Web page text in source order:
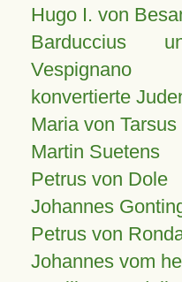
Hugo I. von
Barduccius
Vespignano
konvertierte
Maria von Tarsus
Martin Suetens
Petrus von Dole
Johannes
Petrus von
Johannes vom